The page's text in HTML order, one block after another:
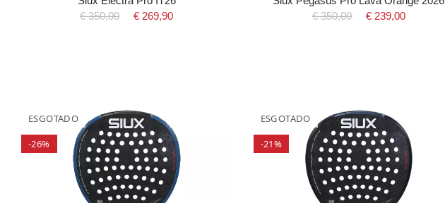
€ 350,00
€ 269,90
€ 350,00
€ 239,00
ESGOTADO
-26%
ESGOTADO
-21%